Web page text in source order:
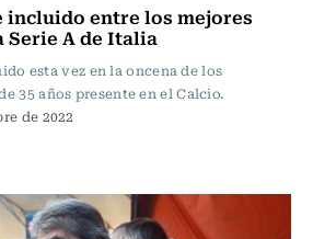
incluido entre los mejores
Serie A de Italia
esta vez en la oncena de los
35 años presente en el Calcio.
de 2022